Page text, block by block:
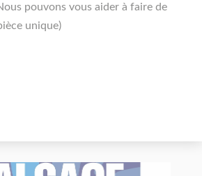
pouvons vous aider à faire de
unique)